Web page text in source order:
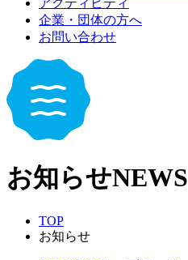
アクティビティ
企業・団体の方へ
お問い合わせ
お知らせNEWS
TOP
お知らせ